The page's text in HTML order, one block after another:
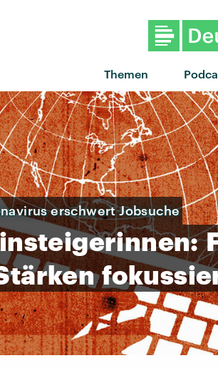
Themen
erschwert Jobsuche